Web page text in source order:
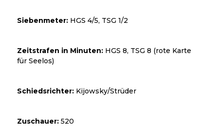
Siebenmeter: HGS 4/5, TSG 1/2
Zeitstrafen in Minuten: HGS 8, TSG 8 (rote Karte
für Seelos)
Schiedsrichter: Kijowsky/Strüder
Zuschauer: 520